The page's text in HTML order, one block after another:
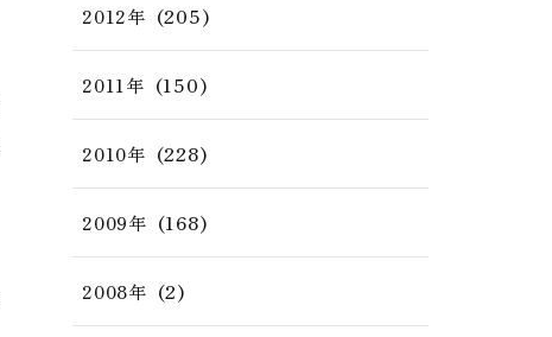
2012年 (205)
2011年 (150)
2010年 (228)
2009年 (168)
2008年 (2)